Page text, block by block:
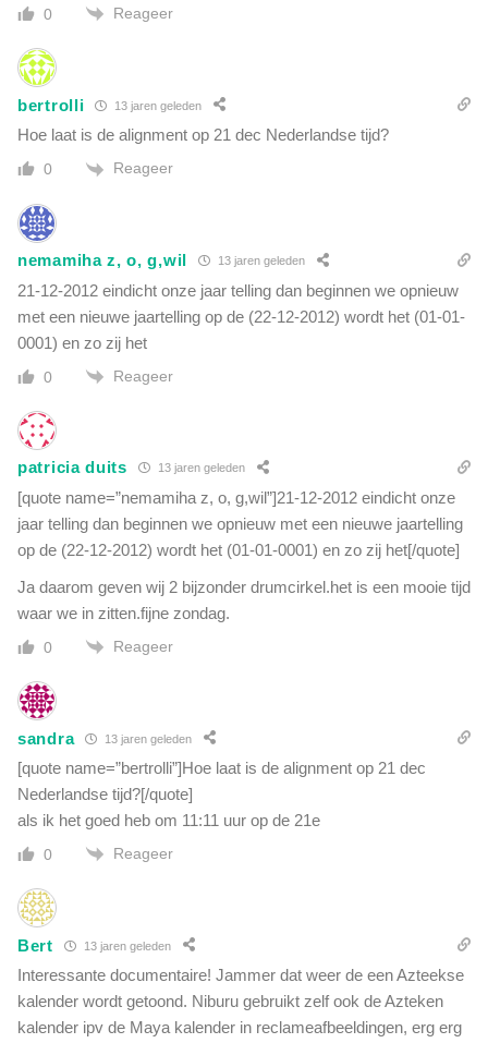
0 Reageer
bertrolli 13 jaren geleden
Hoe laat is de alignment op 21 dec Nederlandse tijd?
0 Reageer
nemamiha z, o, g,wil 13 jaren geleden
21-12-2012 eindicht onze jaar telling dan beginnen we opnieuw
met een nieuwe jaartelling op de (22-12-2012) wordt het (01-01-
0001) en zo zij het
0 Reageer
patricia duits 13 jaren geleden
[quote name=”nemamiha z, o, g,wil”]21-12-2012 eindicht onze
jaar telling dan beginnen we opnieuw met een nieuwe jaartelling
op de (22-12-2012) wordt het (01-01-0001) en zo zij het[/quote]
Ja daarom geven wij 2 bijzonder drumcirkel.het is een mooie tijd
waar we in zitten.fijne zondag.
0 Reageer
sandra 13 jaren geleden
[quote name=”bertrolli”]Hoe laat is de alignment op 21 dec
Nederlandse tijd?[/quote]
als ik het goed heb om 11:11 uur op de 21e
0 Reageer
Bert 13 jaren geleden
Interessante documentaire! Jammer dat weer de een Azteekse
kalender wordt getoond. Niburu gebruikt zelf ook de Azteken
kalender ipv de Maya kalender in reclameafbeeldingen, erg erg